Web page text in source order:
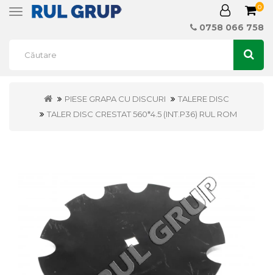
Toggle
0
0758 066 758
PIESE GRAPA CU DISCURI
TALERE DISC
TALER DISC CRESTAT 560*4.5 (INT.P36) RUL ROM